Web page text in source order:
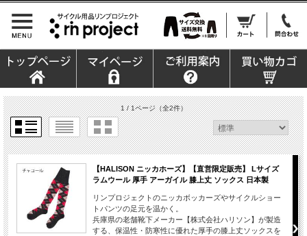
1 / 1ページ（全2件）
【HALISON ニッカホーズ】【直営限定販売】 Lサイズ
ラムウール 厚手 アーガイル 膝上丈 ソックス 日本製
リンプロジェクトのニッカボッカーズやサイクルショー
トパンツの足元を温かく。
兵庫県の老舗靴下メーカー【株式会社ハリソン】が製造
する、保温性・防寒性に優れた厚手の膝上丈ソックスを